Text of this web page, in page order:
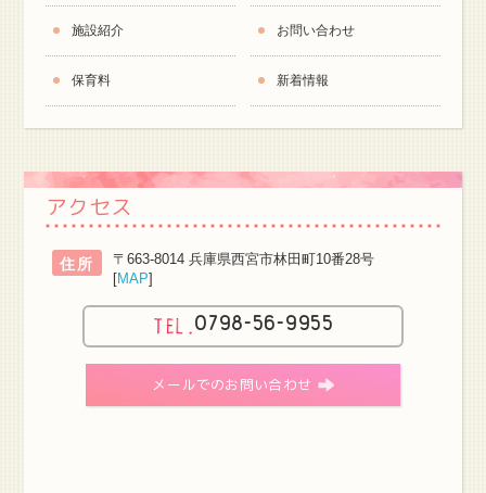
施設紹介
保育料
お問い合わせ
新着情報
アクセス
住所
〒663-8014 兵庫県西宮市林田町10番28号
[MAP]
0798-56-9955
メールでのお問い合わせ